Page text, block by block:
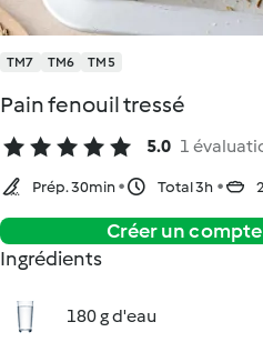
TM7 TM6 TM5
Pain fenouil tressé
5.0 1
Prép. 30min Total 3h
Créer un
Ingrédients
180 g d'eau